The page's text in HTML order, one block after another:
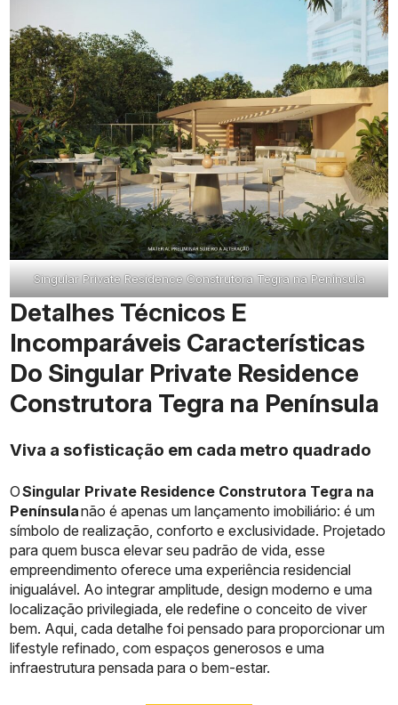
Singular Private Residence Construtora Tegra na Península
Detalhes Técnicos E
Incomparáveis Características
Do Singular Private Residence
Construtora Tegra na Península
Viva a sofisticação em cada metro quadrado
OSingular Private Residence Construtora Tegra na
Penínsulanão é apenas um lançamento imobiliário: é um
símbolo de realização, conforto e exclusividade. Projetado
para quem busca elevar seu padrão de vida, esse
empreendimento oferece uma experiência residencial
inigualável. Ao integrar amplitude, design moderno e uma
localização privilegiada, ele redefine o conceito de viver
bem. Aqui, cada detalhe foi pensado para proporcionar um
lifestyle refinado, com espaços generosos e uma
infraestrutura pensada para o bem-estar.